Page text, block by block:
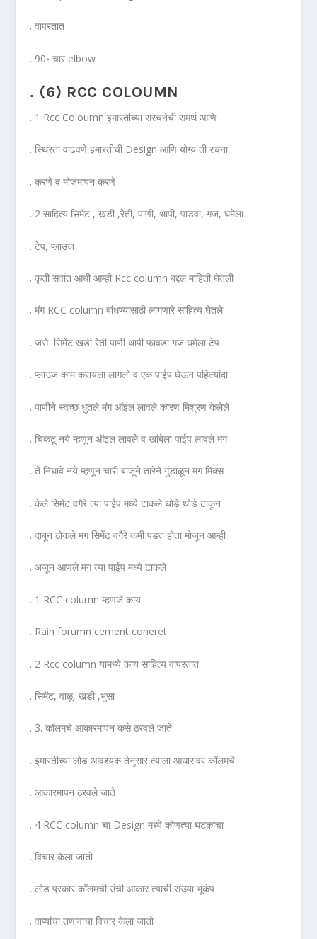
. वापरतात
. 90‌॰ चार elbow
. (6) RCC COLOUMN
. 1 Rcc Coloumn इमारतीच्या संरचनेची समर्थ आणि
. स्थिरता वाढवणे इमारतीची Design आणि योग्य ती रचना
. करणे व मोजमापन करणे
. 2 साहित्य सिमेंट , खडी ,रेती, पाणी, थापी, पाडवा, गज, घमेला
. टेप, प्लाउज
. कृती सर्वात आधी आम्ही Rcc column बद्दल माहिती घेतली
. मंग RCC column बांधण्यासाठी लागणारे साहित्य घेतले
. जसे ‌ सिमेंट खडी रेती पाणी थापी फावडा गज घमेला टेप
. प्लाउज काम करायला लागलो व एक पाईप घेऊन पहिल्यांदा
. पाणीने स्वच्छ धुतले मंग ऑइल लावले कारण मिश्रण केलेले
. चिकटू नये म्हणून ऑइल लावले व खांबेला पाईप लावले मग
. ते निघावे नये म्हणून चारी बाजूने तारेने गुंडाळून मग मिक्स
. केले सिमेंट वगैरे त्या पाईप मध्ये टाकले थोडे थोडे टाकून
. दाबून ठोकले मग सिमेंट वगैरे कमी पडत होता मोजून आम्ही
. अजून आणले मग त्या पाईप मध्ये टाकले
. 1 RCC column म्हणजे काय
. Rain forumn cement coneret
. 2 Rcc column यामध्ये काय साहित्य वापरतात
. सिमेंट, वाळू, खडी ,भुसा
. 3. कॉलमचे आकारमापन कसे ठरवले जाते
. इमारतीच्या लोड आवश्यक तेनुसार त्याला आधारावर कॉलमचे
. आकारमापन ठरवले जाते
. 4 RCC column चा Design मध्ये कोणत्या घटकांचा
. विचार केला जातो
. लोड प्रकार कॉलमची उंची आकार त्याची संख्या भूकंप
. वाप्यांचा तणावाचा विचार केला जातो